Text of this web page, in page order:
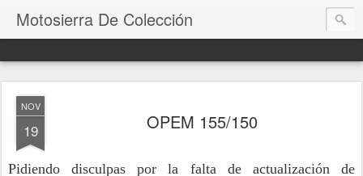
Motosierra De Colección
NOV
19 OPEM 155/150
Pidiendo disculpas por la falta de actualización de